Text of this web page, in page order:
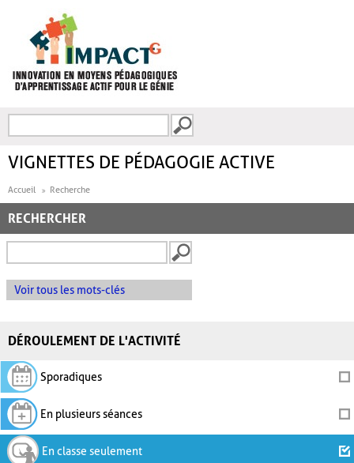
FORMULAIRE DE
VIGNETTES DE PÉDAGOGIE ACTIVE
Accueil Recherche
RECHERCHER
Voir tous les mots-clés
DÉROULEMENT DE L'ACTIVITÉ
Sporadiques
En plusieurs séances
En classe seulement